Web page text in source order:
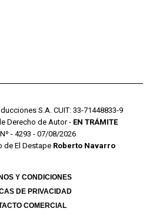
S.A. CUIT: 33-71448833-9
Derecho de Autor - EN TRÁMITE
- 4293 - 07/08/2026
de El Destape Roberto Navarro
Y CONDICIONES
DE PRIVACIDAD
COMERCIAL